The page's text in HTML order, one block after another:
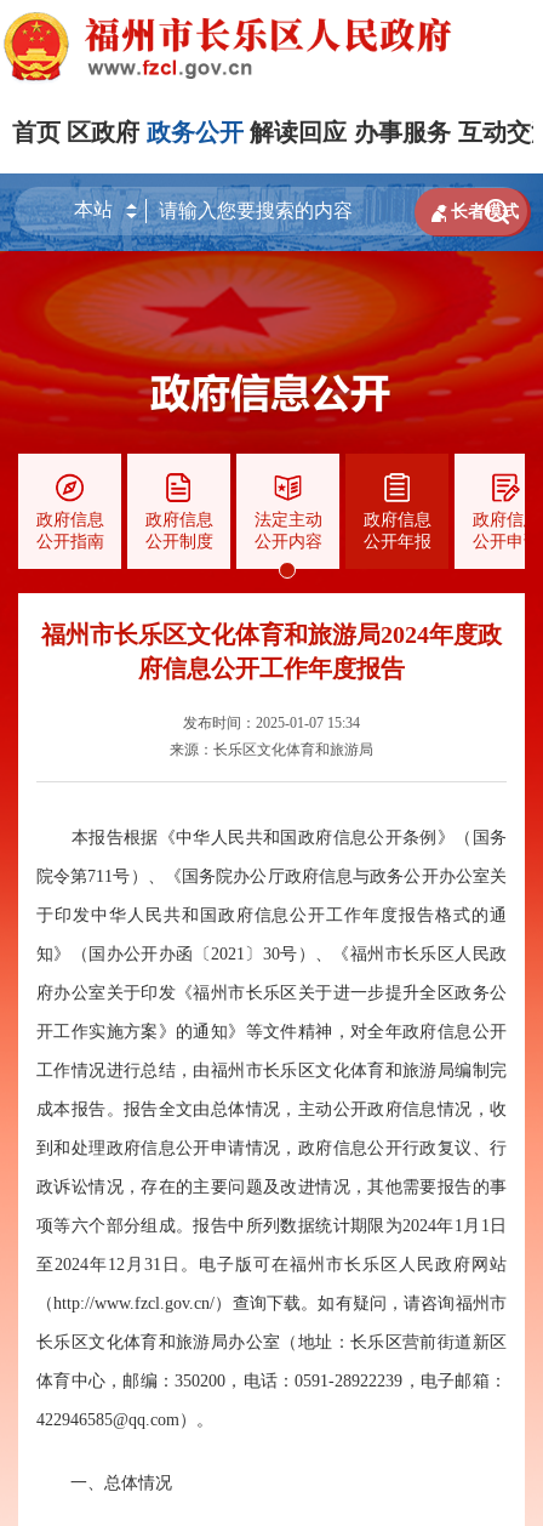
首页 区政府 政务公开 解读回应 办事服务 互动交

 长者模式
政府信息
公开指南
政府信息
公开制度
法定主动
公开内容
政府信息
公开年报
政府信息
公开申请
福州市长乐区文化体育和旅游局2024年度政
府信息公开工作年度报告
发布时间：2025-01-07 15:34
来源：长乐区文化体育和旅游局
本报告根据《中华人民共和国政府信息公开条例》 （国务
院令第711号 ） 、《国务院办公厅政府信息与政务公开办公室关
于印发中华人民共和国政府信息公开工作年度报告格式的通
知》（国办公开办函〔2021〕30号）、《福州市长乐区人民政
府办公室关于印发《福州市长乐区关于进一步提升全区政务公
开工作实施方案》的通知》等文件精神，对全年政府信息公开
工作情况进行总结，由福州市长乐区文化体育和旅游局编制完
成本报告。报告全文由总体情况，主动公开政府信息情况，收
到和处理政府信息公开申请情况，政府信息公开行政复议、行
政诉讼情况，存在的主要问题及改进情况，其他需要报告的事
项等六个部分组成。报告中所列数据统计期限为2024年1月1日
至2024年12月31日。电子版可在福州市长乐区人民政府网站
（http://www.fzcl.gov.cn/）查询下载。如有疑问，请咨询福州市
长乐区文化体育和旅游局办公室 （地址：长乐区营前街道新区
体育中心，邮编：350200，电话：0591-28922239，电子邮箱：
422946585@qq.com ）。
一、总体情况